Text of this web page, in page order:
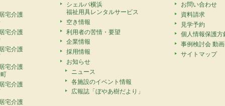
宅介護
宅介護
宅介護
宅介護
宅介護
宅介護
シェルパ横浜
福祉用具レンタルサービス
空き情報
利用者の苦情・要望
企業情報
採用情報
お知らせ
ニュース
各施設のイベント情報
広報誌「ぼやあ樹だより」
お問い合わせ
資料請求
見学予約
個人情報保護方
事例検討会 動
サイトマップ